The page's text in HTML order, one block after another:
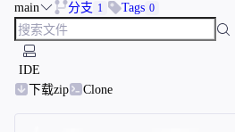
main 分支 1 Tags 0
IDE
下载zip
Clone